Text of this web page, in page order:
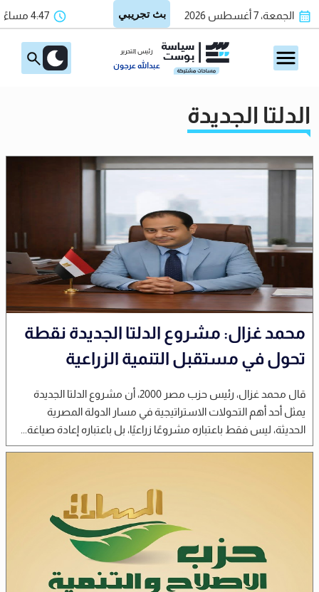
الجمعة، 7 أغسطس 2026 4:47 مساءً
رئيس التحرير
عبدالله عرجون
الدلتا الجديدة
محمد غزال: مشروع الدلتا الجديدة نقطة
تحول في مستقبل التنمية الزراعية
قال محمد غزال، رئيس حزب مصر 2000، أن مشروع الدلتا الجديدة
يمثل أحد أهم التحولات الاستراتيجية في مسار الدولة المصرية
الحديثة، ليس فقط باعتباره مشروعًا زراعيًا، بل باعتباره إعادة صياغة...